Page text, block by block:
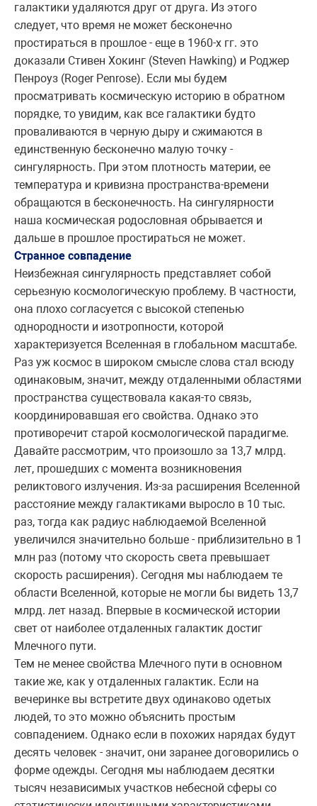
галактики удаляются друг от друга. Из этого
следует, что время не может бесконечно
простираться в прошлое - еще в 1960-х гг. это
доказали Стивен Хокинг (Steven Hawking) и Роджер
Пенроуз (Roger Penrose). Если мы будем
просматривать космическую историю в обратном
порядке, то увидим, как все галактики будто
проваливаются в черную дыру и сжимаются в
единственную бесконечно малую точку -
сингулярность. При этом плотность материи, ее
температура и кривизна пространства-времени
обращаются в бесконечность. На сингулярности
наша космическая родословная обрывается и
дальше в прошлое простираться не может.
Странное совпадение
Неизбежная сингулярность представляет собой
серьезную космологическую проблему. В частности,
она плохо согласуется с высокой степенью
однородности и изотропности, которой
характеризуется Вселенная в глобальном масштабе.
Раз уж космос в широком смысле слова стал всюду
одинаковым, значит, между отдаленными областями
пространства существовала какая-то связь,
координировавшая его свойства. Однако это
противоречит старой космологической парадигме.
Давайте рассмотрим, что произошло за 13,7 млрд.
лет, прошедших с момента возникновения
реликтового излучения. Из-за расширения Вселенной
расстояние между галактиками выросло в 10 тыс.
раз, тогда как радиус наблюдаемой Вселенной
увеличился значительно больше - приблизительно в 1
млн раз (потому что скорость света превышает
скорость расширения). Сегодня мы наблюдаем те
области Вселенной, которые не могли бы видеть 13,7
млрд. лет назад. Впервые в космической истории
свет от наиболее отдаленных галактик достиг
Млечного пути.
Тем не менее свойства Млечного пути в основном
такие же, как у отдаленных галактик. Если на
вечеринке вы встретите двух одинаково одетых
людей, то это можно объяснить простым
совпадением. Однако если в похожих нарядах будут
десять человек - значит, они заранее договорились о
форме одежды. Сегодня мы наблюдаем десятки
тысяч независимых участков небесной сферы со